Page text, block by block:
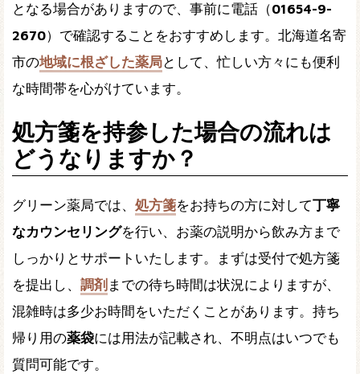
となる場合がありますので、事前に電話（01654-9-
2670）で確認することをおすすめします。北海道名寄
市の地域に根ざした薬局として、忙しい方々にも便利
な時間帯を心がけています。
処方箋を持参した場合の流れは
どうなりますか？
グリーン薬局では、 処方箋をお持ちの方に対して丁寧
なカウンセリングを行い、お薬の説明から飲み方まで
しっかりとサポートいたします。まずは受付で処方箋
を提出し、 調剤 までの待ち時間は状況によりますが、
混雑時は多少お時間をいただくことがあります。持ち
帰り用の薬袋には用法が記載され、不明点はいつでも
質問可能です。